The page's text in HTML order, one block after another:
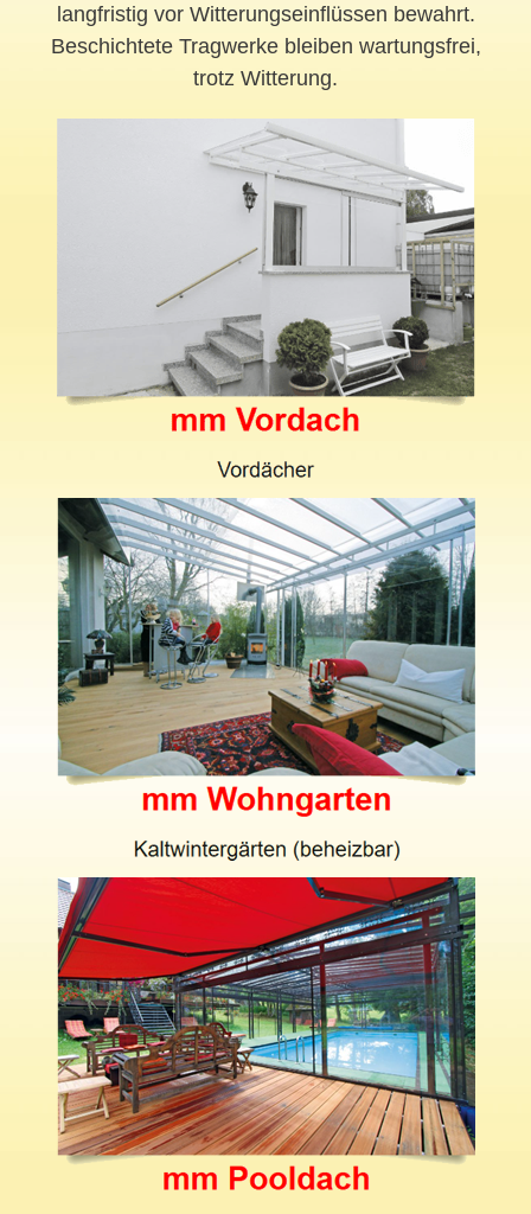
langfristig vor Witterungseinflüssen bewahrt.
Beschichtete Tragwerke bleiben wartungsfrei,
trotz Witterung.